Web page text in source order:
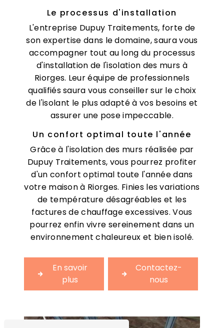
Le processus d'installation
L'entreprise Dupuy Traitements, forte de
son expertise dans le domaine, saura vous
accompagner tout au long du processus
d'installation de l'isolation des murs à
Riorges. Leur équipe de professionnels
qualifiés saura vous conseiller sur le choix
de l'isolant le plus adapté à vos besoins et
assurer une pose impeccable.
Un confort optimal toute l'année
Grâce à l'isolation des murs réalisée par
Dupuy Traitements, vous pourrez profiter
d'un confort optimal toute l'année dans
votre maison à Riorges. Finies les variations
de température désagréables et les
factures de chauffage excessives. Vous
pourrez enfin vivre sereinement dans un
environnement chaleureux et bien isolé.
En savoir
plus
Contactez-
nous